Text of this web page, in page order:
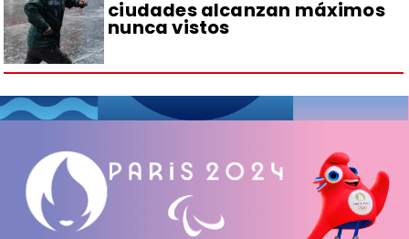
ciudades alcanzan máximos
nunca vistos